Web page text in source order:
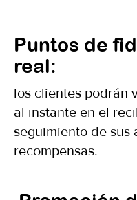
Puntos de
real:
los clientes podrán
al instante en el
seguimiento de sus
recompensas.